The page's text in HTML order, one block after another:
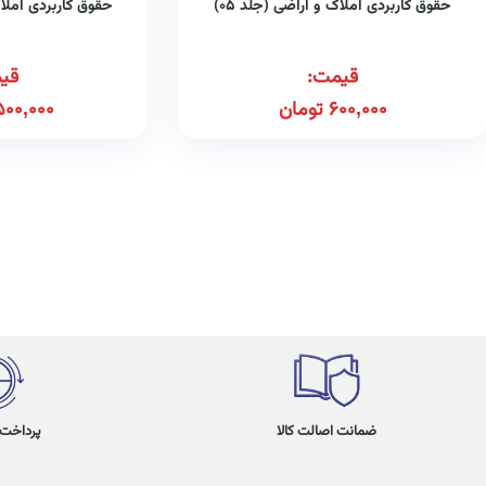
حقوق کاربردی املاک و اراضی (جلد ۰۵)
قیمت:
600,000 تومان
حقوق کاربردی
ضمانت اصالت کالا پرداخت